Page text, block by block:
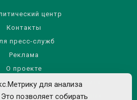
центр
Контакты
пресс-служб
Реклама
О проекте
материалов сайта
персональных данных
для анализа
позволяет собирать